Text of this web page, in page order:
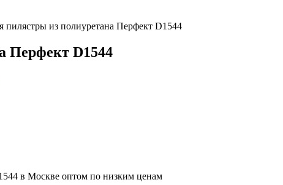
пилястры из полиуретана Перфект D1544
Перфект D1544
в Москве оптом по низким ценам